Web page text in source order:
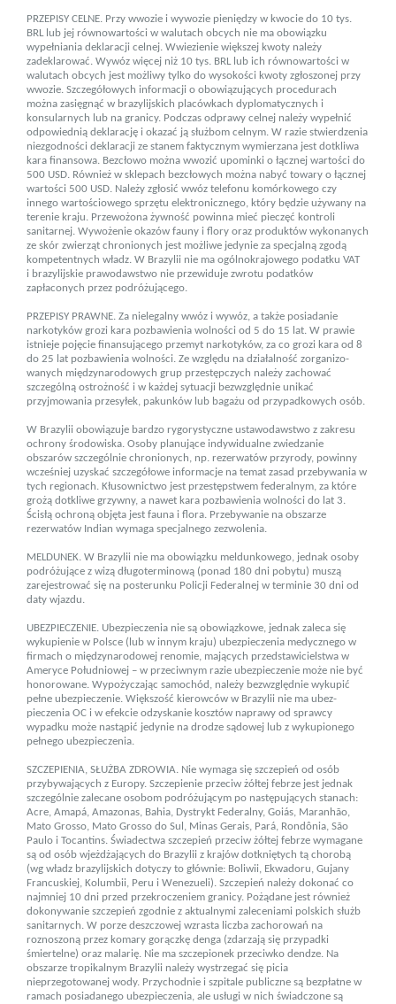
PRZEPISY CELNE. Przy wwozie i wywozie pieniędzy w kwocie do 10 tys.
BRL lub jej równowartości w walutach obcych nie ma obowiązku
wypełniania deklaracji celnej. Wwiezienie większej kwoty należy
zadeklarować. Wywóz więcej niż 10 tys. BRL lub ich równowartości w
walutach obcych jest możliwy tylko do wysokości kwoty zgłoszonej przy
wwozie. Szczegółowych infor­macji o obowiązujących procedurach
można zasięgnąć w brazylijskich placówkach dyplomatycznych i
konsularnych lub na granicy. Podczas odprawy celnej należy wypełnić
odpo­wiednią deklarację i okazać ją służbom celnym. W razie stwierdzenia
niezgodności deklaracji ze stanem faktycznym wymierzana jest dotkliwa
kara finansowa. Bezcłowo można wwozić upominki o łącznej wartości do
500 USD. Również w sklepach bezcłowych można nabyć towary o łącznej
wartości 500 USD. Należy zgłosić wwóz telefonu komórkowego czy
innego wartościowego sprzętu elektronicznego, który będzie używany na
terenie kraju. Prze­wożona żywność powinna mieć pieczęć kontroli
sanitarnej. Wywożenie okazów fauny i flory oraz produktów wykonanych
ze skór zwierząt chro­nio­nych jest możliwe jedynie za specjalną zgodą
kompetentnych władz. W Brazylii nie ma ogólnokrajowego podatku VAT
i brazylijskie prawodawstwo nie przewiduje zwrotu podatków
zapłaconych przez podróżującego.
PRZEPISY PRAWNE. Za nielegalny wwóz i wywóz, a także po­sia­danie
narkotyków grozi kara pozbawienia wolności od 5 do 15 lat. W prawie
istnieje pojęcie finansującego przemyt narkotyków, za co grozi kara od 8
do 25 lat pozbawienia wolności. Ze względu na działalność zorgani­zo­
wanych międzynarodowych grup przestępczych należy zacho­wać
szczególną ostrożność i w każdej sytuacji bezwzględnie unikać
przyjmowania przesyłek, pakunków lub bagażu od przypadkowych osób.
W Brazylii obowiązuje bardzo rygorystyczne ustawodawstwo z zakresu
ochrony środowiska. Osoby planujące indywidualne zwiedzanie
obszarów szczególnie chronionych, np. rezerwatów przyrody, powinny
wcześniej uzyskać szczegółowe infor­macje na temat zasad przebywania w
tych regionach. Kłusownictwo jest przestępstwem federalnym, za które
grożą dotkliwe grzywny, a nawet kara pozbawienia wolności do lat 3.
Ścisłą ochroną objęta jest fauna i flora. Przebywanie na obsza­rze
rezerwatów Indian wymaga specjalnego zezwolenia.
MELDUNEK. W Brazylii nie ma obowiązku meldunkowego, jednak osoby
podróżujące z wizą długoterminową (ponad 180 dni pobytu) muszą
zarejestrować się na posterunku Policji Fede­ralnej w terminie 30 dni od
daty wjazdu.
UBEZPIECZENIE. Ubezpieczenia nie są obowiązkowe, jednak zaleca się
wykupienie w Polsce (lub w innym kraju) ubezpie­czenia medycznego w
firmach o międzynarodowej renomie, mających przedstawicielstwa w
Ameryce Połud­niowej – w prze­ciwnym razie ubezpieczenie może nie być
honorowane. Wypożyczając samochód, należy bezwzględnie wykupić
pełne ubezpieczenie. Większość kierowców w Bra­zylii nie ma ubez­
pieczenia OC i w efekcie odzyskanie kosztów naprawy od sprawcy
wypadku może nastąpić jedynie na drodze sądowej lub z wykupionego
pełnego ubezpieczenia.
SZCZEPIENIA, SŁUŻBA ZDROWIA. Nie wymaga się szczepień od osób
przybywających z Europy. Szczepienie przeciw żółtej febrze jest jednak
szczególnie zalecane osobom podróżującym po następujących stanach:
Acre, Amapá, Amazonas, Bahia, Dys­trykt Federalny, Goiás, Maranhão,
Mato Grosso, Mato Grosso do Sul, Minas Gerais, Pará, Rondônia, São
Paulo i Tocantins. Świadectwa szczepień przeciw żółtej febrze wymagane
są od osób wjeżdżających do Brazylii z krajów dotkniętych tą chorobą
(wg władz brazylijskich dotyczy to głównie: Boliwii, Ekwadoru, Gujany
Francuskiej, Kolumbii, Peru i Wenezueli). Szczepień nale­ży dokonać co
najmniej 10 dni przed przekro­czeniem granicy. Pożądane jest również
dokonywanie szcze­pień zgodnie z aktual­nymi zaleceniami polskich służb
sanitarnych. W porze deszczo­wej wzrasta liczba zachorowań na
roznoszoną przez komary gorączkę denga (zdarzają się przypadki
śmiertelne) oraz malarię. Nie ma szczepionek przeciwko dendze. Na
obszarze tropikalnym Brazylii należy wystrzegać się picia
nieprzegotowanej wody. Przychodnie i szpitale publiczne są bezpłatne w
ramach posiadanego ubezpieczenia, ale usługi w nich świadczone są